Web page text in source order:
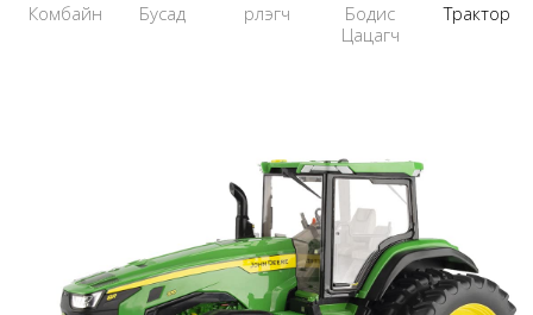
Комбайн Бусад Үрлэгч
Бодис
Цацагч
Трактор